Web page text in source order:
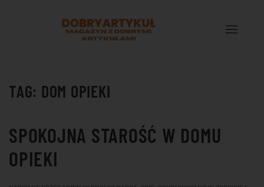
Przejdź do treści głównej
TAG: DOM OPIEKI
SPOKOJNA STAROŚĆ W DOMU
OPIEKI